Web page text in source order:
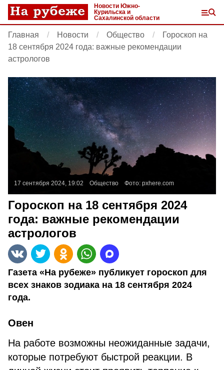
Новости Южно-
Курильска и
Сахалинской области
Главная Новости Общество
Гороскоп на
18 сентября 2024 года: важные рекомендации
астрологов
17 сентября 2024, 19:02 Общество Фото: pxhere.com
Гороскоп на 18 сентября 2024
года: важные рекомендации
астрологов
Газета «На рубеже» публикует гороскоп для
всех знаков зодиака на 18 сентября 2024
года.
Овен
На работе возможны неожиданные задачи,
которые потребуют быстрой реакции. В